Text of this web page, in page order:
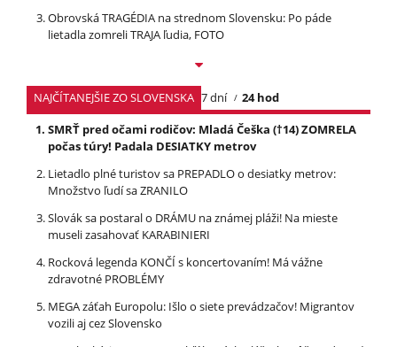
Obrovská TRAGÉDIA na strednom Slovensku: Po páde
lietadla zomreli TRAJA ľudia, FOTO
NAJČÍTANEJŠIE ZO SLOVENSKA 7 dní
24 hod
SMRŤ pred očami rodičov: Mladá Češka (†14) ZOMRELA
počas túry! Padala DESIATKY metrov
Lietadlo plné turistov sa PREPADLO o desiatky metrov:
Množstvo ľudí sa ZRANILO
Slovák sa postaral o DRÁMU na známej pláži! Na mieste
museli zasahovať KARABINIERI
Rocková legenda KONČÍ s koncertovaním! Má vážne
zdravotné PROBLÉMY
MEGA záťah Europolu: Išlo o siete prevádzačov! Migrantov
vozili aj cez Slovensko